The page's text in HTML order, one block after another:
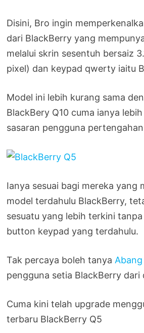
Disini, Bro ingin
dari BlackBerry yang
melalui skrin sesentuh bersaiz
pixel) dan keypad qwerty iaitu
Model ini lebih kurang sama
BlackBery Q10 cuma ianya
sasaran pengguna
Ianya sesuai bagi mereka yang
model terdahulu BlackBerry,
sesuatu yang lebih terkini
button keypad yang terdahulu.
Tak percaya boleh tanya
pengguna setia BlackBerry dari
Cuma kini telah upgrade
terbaru BlackBerry Q5